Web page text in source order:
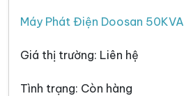
Máy Phát Điện Doosan 50KVA
Giá thị trường: Liên hệ
Tình trạng: Còn hàng